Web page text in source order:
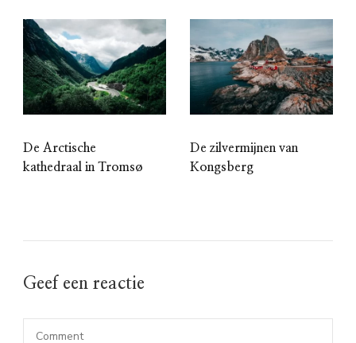
De Arctische
kathedraal in Tromsø
De zilvermijnen van
Kongsberg
Geef een reactie